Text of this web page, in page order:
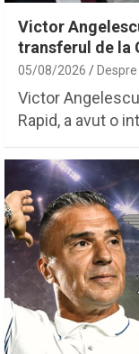
Victor
transferul de la
05/08/2026 Despre
Victor
Rapid, a avut o